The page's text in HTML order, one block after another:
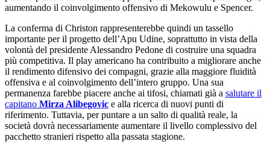
aumentando il coinvolgimento offensivo di Mekowulu e Spencer.
La conferma di Christon rappresenterebbe quindi un tassello
importante per il progetto dell’Apu Udine, soprattutto in vista della
volontà del presidente Alessandro Pedone di costruire una squadra
più competitiva. Il play americano ha contribuito a migliorare anche
il rendimento difensivo dei compagni, grazie alla maggiore fluidità
offensiva e al coinvolgimento dell’intero gruppo. Una sua
permanenza farebbe piacere anche ai tifosi, chiamati già a salutare il
capitano Mirza Alibegovic e alla ricerca di nuovi punti di
riferimento. Tuttavia, per puntare a un salto di qualità reale, la
società dovrà necessariamente aumentare il livello complessivo del
pacchetto stranieri rispetto alla passata stagione.